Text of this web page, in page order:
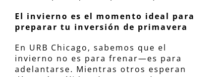
El invierno es el momento ideal para
preparar tu inversión de primavera
En URB Chicago, sabemos que el
invierno no es para frenar—es para
adelantarse. Mientras otros esperan